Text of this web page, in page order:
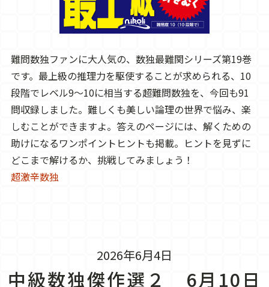
難問数独ファンに大人気の、数独最難関シリーズ第19巻
です。最上級の推理力を駆使することが求められる、10
段階でレベル9～10に相当する超難問数独を、今回も91
問収録しました。難しくも美しい論理の世界で悩み、楽
しむことができますよ。答えのページには、解くための
助けになるワンポイントヒントも掲載。ヒントを見ずに
どこまで解けるか、挑戦してみましょう！
超激辛数独
2026年6月4日
中級数独傑作選２ 6月10日